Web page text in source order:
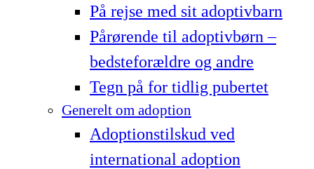
På rejse med sit adoptivbarn
Pårørende til adoptivbørn –
bedsteforældre og andre
Tegn på for tidlig pubertet
Generelt om adoption
Adoptionstilskud ved
international adoption